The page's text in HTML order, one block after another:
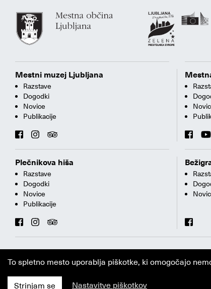
Mestni muzej Ljubljana
Razstave
Dogodki
Novice
Publikacije
Plečnikova hiša
Razstave
Dogodki
Novice
Publikacije
To spletno mesto uporablja piškotke, ki omogočajo
Strinjam se Nastavitve piškotkov